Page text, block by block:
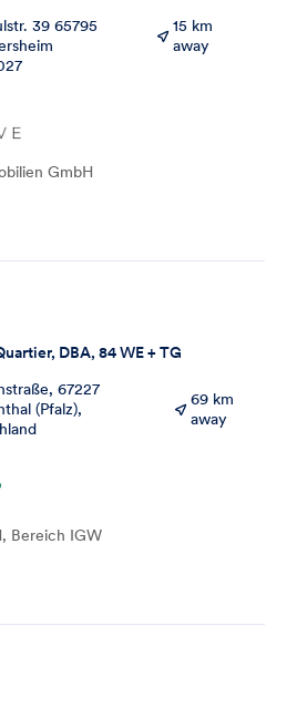
39 65795
15 km
away
GmbH
DBA, 84 WE + TG
67227
(Pfalz),
69 km
away
Bereich IGW